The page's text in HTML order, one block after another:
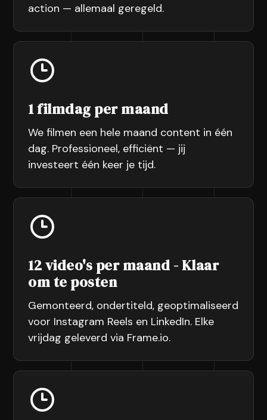
action — allemaal geregeld.
1 filmdag per maand
We filmen een hele maand content in één
dag. Professioneel, efficiënt — jij
investeert één keer je tijd.
12 video's per maand - Klaar
om te posten
Gemonteerd, ondertiteld, geoptimaliseerd
voor Instagram Reels en LinkedIn. Elke
vrijdag geleverd via Frame.io.